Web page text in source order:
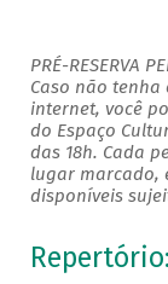
PRÉ-RESERVA
Caso não
internet, você
do Espaço
das 18h. Cada
lugar marcado,
disponíveis
Repertório: